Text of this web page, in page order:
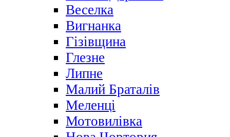
Веселка
Вигнанка
Гізівщина
Глезне
Липне
Малий Браталів
Меленці
Мотовилівка